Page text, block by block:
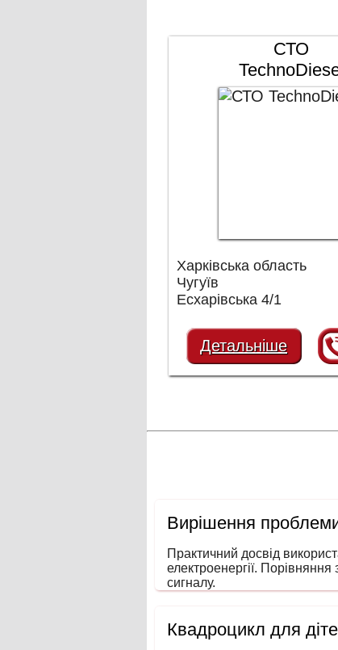
СТО
Харківська область
Чугуїв
Есхарівська 4/1
Детальніше
Вирішення
Практичний досвід
електроенергії.
сигналу.
Квадроцикл для